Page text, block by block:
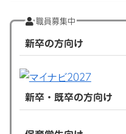
職員募集中
新卒の方向け
新卒・既卒の方向け